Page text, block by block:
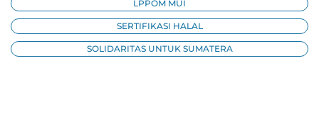
LPPOM MUI
SERTIFIKASI HALAL
SOLIDARITAS UNTUK SUMATERA